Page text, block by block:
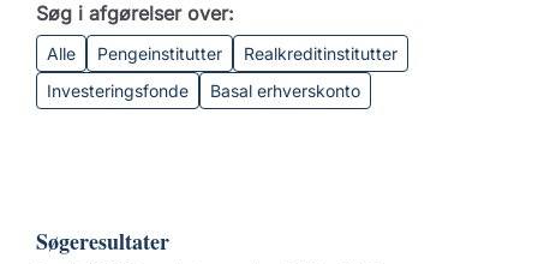
Søg i afgørelser over:
Alle Pengeinstitutter
Realkreditinstitutter
Investeringsfonde
Basal erhverskonto
Søgeresultater